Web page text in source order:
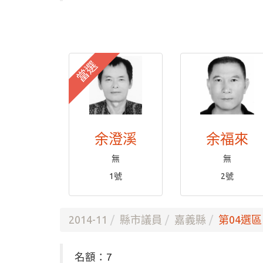
當選
余澄溪
無
1號
余福來
無
2號
2014-11 縣市議員 嘉義縣 第04選
名額：7